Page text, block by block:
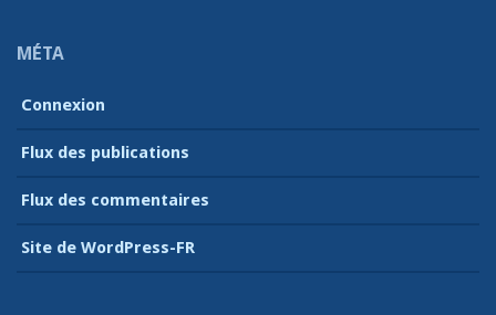
MÉTA
Connexion
Flux des publications
Flux des commentaires
Site de WordPress-FR